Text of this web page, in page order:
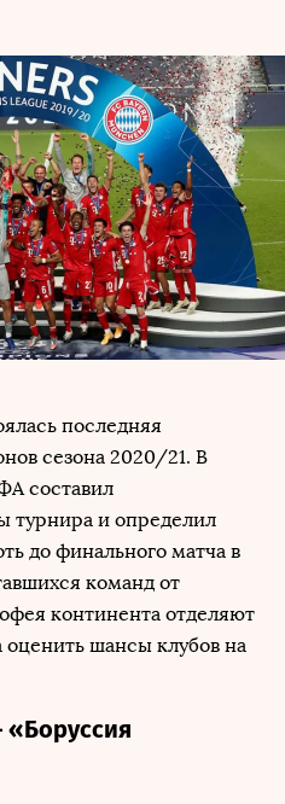
последняя
сезона 2020/21. В
составил
турнира и определил
до финального матча в
команд от
континента отделяют
оценить шансы клубов на